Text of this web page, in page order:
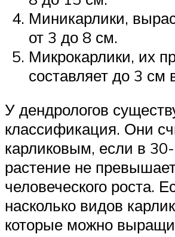
Миникарлики,
от 3 до 8 см.
Микрокарлики, их
составляет до 3 см
У дендрологов
классификация. Они
карликовым, если в
растение не
человеческого роста.
насколько видов
которые можно